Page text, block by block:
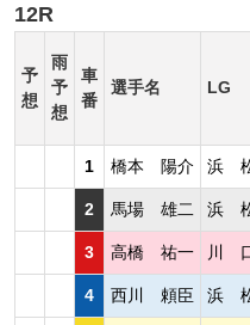
12R
予
想
雨
予
想
車
番
選手名 LG
1 橋本 陽介 浜
2 馬場 雄二 浜
3 高橋 祐一 川
4 西川 頼臣 浜